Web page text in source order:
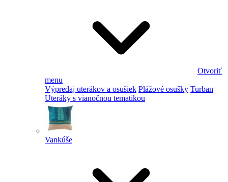
Otvoriť
menu
Výpredaj uterákov a osušiek Plážové osušky Turban
Uteráky s vianočnou tematikou
Vankúše